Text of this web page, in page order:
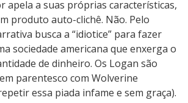
apela a suas próprias características,
produto auto-clichê. Não. Pelo
busca a “idiotice” para fazer
sociedade americana que enxerga o
de dinheiro. Os Logan são
parentesco com Wolverine
essa piada infame e sem graça).